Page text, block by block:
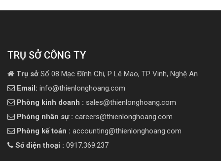
TRỤ SỞ CÔNG TY
Trụ sở Số 08 Mạc Đĩnh Chi, P Lê Mao, TP Vinh, Nghệ An
Email: info@thienlonghoang.com
Phòng kinh doanh : sales@thienlonghoang.com
Phòng nhân sự : careers@thienlonghoang.com
Phòng kế toán : accounting@thienlonghoang.com
Số điện thoại : 0917.369.237